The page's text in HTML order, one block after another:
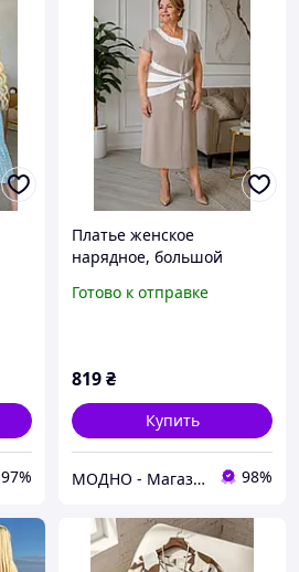
97%
Платье женское
нарядное, большой
Готово к отправке
819₴
Купить
МОДНО - Магазин детской и женской одежды и обуви 98%